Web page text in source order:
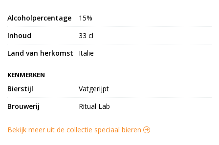
Alcoholpercentage
15%
Inhoud
33 cl
Land van herkomst
Italië
KENMERKEN
Bierstijl
Vatgerijpt
Brouwerij
Ritual Lab
Bekijk meer uit de collectie speciaal bieren